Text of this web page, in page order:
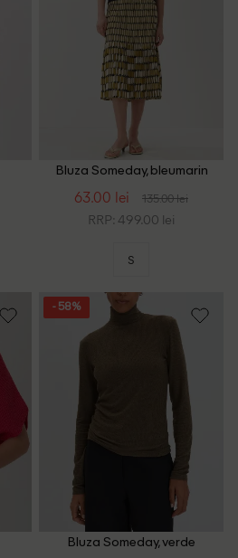
Bluza Someday, bleumarin
63.00 lei 135.00 lei
RRP: 499.00 lei
S
- 58%
Bluza Someday, verde